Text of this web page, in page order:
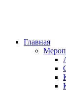
Главная